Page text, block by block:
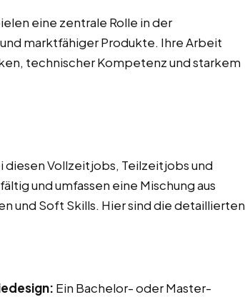
eine zentrale Rolle in der
marktfähiger Produkte. Ihre Arbeit
technischer Kompetenz und starkem
diesen Vollzeitjobs, Teilzeitjobs und
und umfassen eine Mischung aus
und Soft Skills. Hier sind die detaillierten
Ein Bachelor- oder Master-